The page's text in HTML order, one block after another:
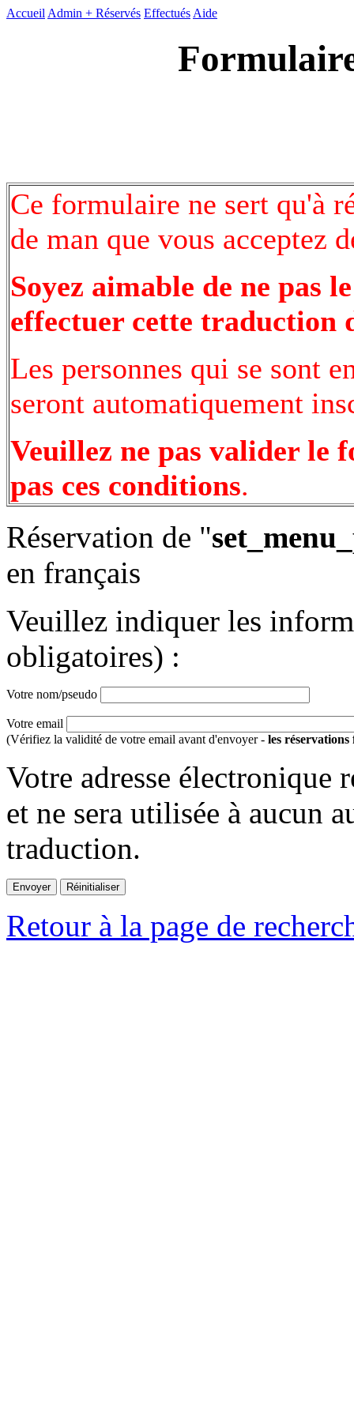
Accueil Admin + Réservés Effectués Aide
Ce formulaire ne sert qu'à
de man que vous acceptez
Soyez aimable de ne pas
effectuer cette traduction
Les personnes qui se sont
seront automatiquement
Veuillez ne pas valider le
pas ces conditions.
Réservation de "
en français
Veuillez indiquer les
obligatoires) :
Votre nom/pseudo
Votre email
(Vérifiez la validité de votre email avant d'envoyer - les réservations
Votre adresse électronique
et ne sera utilisée à aucun
traduction.
Retour à la page de